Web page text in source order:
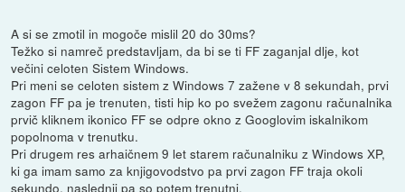
A si se zmotil in mogoče mislil 20 do 30ms?
Težko si namreč predstavljam, da bi se ti FF zaganjal dlje, kot
večini celoten Sistem Windows.
Pri meni se celoten sistem z Windows 7 zažene v 8 sekundah, prvi
zagon FF pa je trenuten, tisti hip ko po svežem zagonu računalnika
prvič kliknem ikonico FF se odpre okno z Googlovim iskalnikom
popolnoma v trenutku.
Pri drugem res arhaičnem 9 let starem računalniku z Windows XP,
ki ga imam samo za knjigovodstvo pa prvi zagon FF traja okoli
sekundo, naslednji pa so potem trenutni.